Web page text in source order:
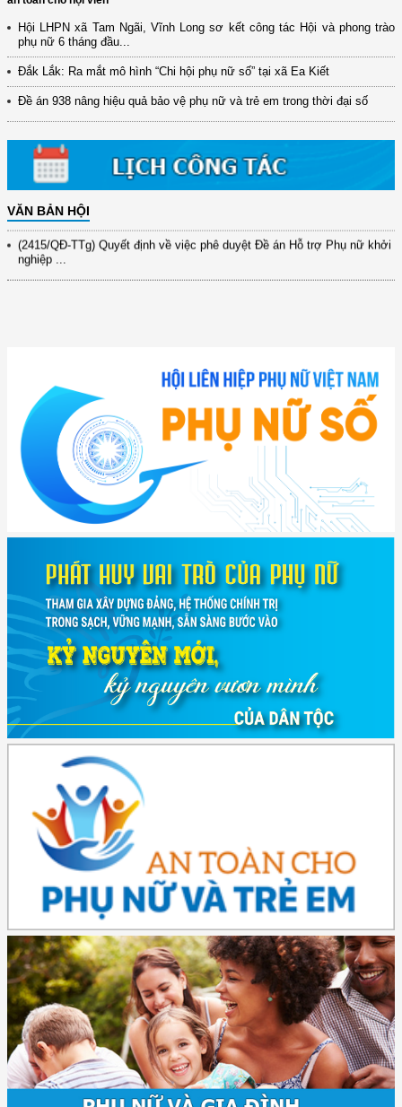
Hội LHPN xã Tam Ngãi, Vĩnh Long sơ kết công tác Hội và phong trào
phụ nữ 6 tháng đầu...
Đắk Lắk: Ra mắt mô hình “Chi hội phụ nữ số” tại xã Ea Kiết
Đề án 938 nâng hiệu quả bảo vệ phụ nữ và trẻ em trong thời đại số
VĂN BẢN HỘI
(12/TB-HĐKH) V/v đăng ký, đề xuất nhiệm vụ Khoa học, công nghệ và
đổi mới ...
(898/KH/ĐCT) Kế hoạch thực hiện Quyết định số 2415/QĐ-TTg ngày
(417/QĐ-BNNMT) Quyết định phê duyệt Chương trình mục tiêu quốc gia
xây dựng ...
(891/KH-ĐCT) Kế hoạch thực hiện Nghị quyết số 72-NQ/TW ngày
(2415/QĐ-TTg) Quyết định về việc phê duyệt Đề án Hỗ trợ Phụ nữ khởi
nghiệp ...